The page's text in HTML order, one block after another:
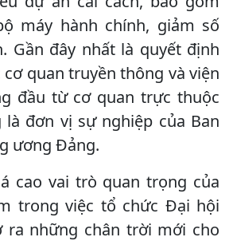
máy hành chính, giảm số
Gần đây nhất là quyết định
cơ quan truyền thông và viện
đầu từ cơ quan trực thuộc
là đơn vị sự nghiệp của Ban
ương Đảng.
cao vai trò quan trọng của
trong việc tổ chức Đại hội
ra những chân trời mới cho